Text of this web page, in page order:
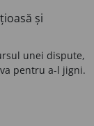
și
unei dispute,
pentru a-l jigni.